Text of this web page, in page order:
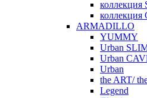
коллекция
коллекция
ARMADILLO
YUMMY
Urban
Urban
Urban
the ART/
Legend